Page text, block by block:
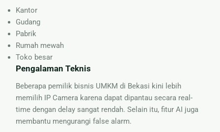
Kantor
Gudang
Pabrik
Rumah mewah
Toko besar
Pengalaman Teknis
Beberapa pemilik bisnis UMKM di Bekasi kini lebih
memilih IP Camera karena dapat dipantau secara real-
time dengan delay sangat rendah. Selain itu, fitur AI juga
membantu mengurangi false alarm.